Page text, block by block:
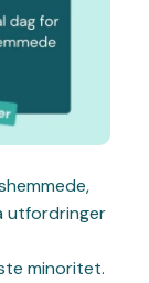
utfordringer
minoritet.